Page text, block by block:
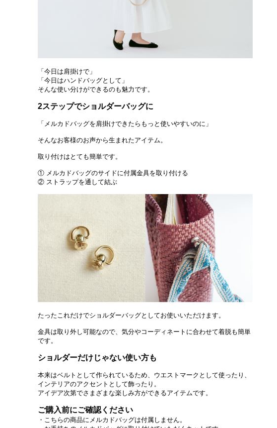
「今日は肩掛けで」
「今日はハンドバッグとして」
そんな使い分けができるのも魅力です。
2ステップでショルダーバッグに
「メルカドバッグを肩掛けできたらもっと使いやすいのに」
そんなお客様のお声から生まれたアイテム。
取り付けはとても簡単です。
① メルカドバッグのサイドに付属金具を取り付ける
② ストラップを通して結ぶ
たったこれだけでショルダーバッグとしてお使いいただけます。
金具は取り外し可能なので、気分やコーディネートに合わせて着脱も簡単
です。
ショルダーだけじゃない使い方も
本来はベルトとして作られているため、ウエストマークとして使ったり、
インテリアのアクセントとして飾ったり。
アイデア次第でさまざまな楽しみ方ができるアイテムです。
ご購入前にご確認ください
・こちらの商品にメルカドバッグは付属しません。